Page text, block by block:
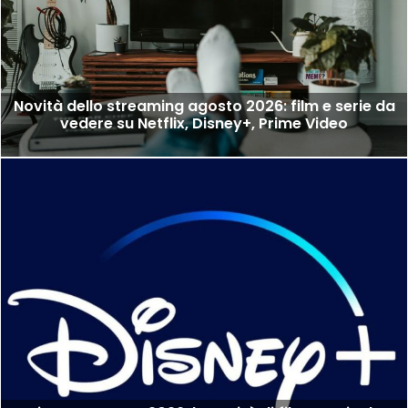
Novità dello streaming agosto 2026: film e serie da
vedere su Netflix, Disney+, Prime Video